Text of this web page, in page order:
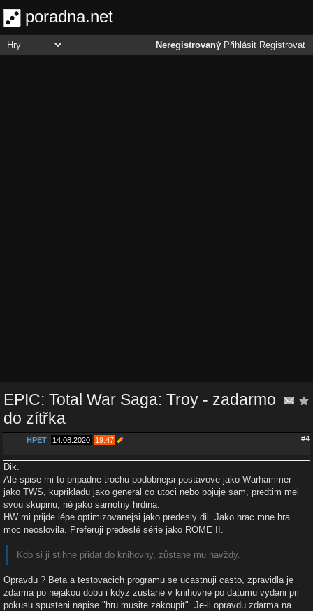
poradna.net
Neregistrovaný Přihlásit Registrovat
EPIC: Total War Saga: Troy - zadarmo
do zítřka
HPET 14.08.2020 19:47 #4
Dik.
Ale spise mi to pripadne trochu podobnejsi postavove jako Warhammer
jako TWS, kuprikladu jako general co utoci nebo bojuje sam, predtim mel
svou skupinu, né jako samotny hrdina.
HW mi prijde lépe optimizovanejsi jako predesly dil. Jako hrac mne hra
moc neoslovila. Preferuji predeslé série jako ROME II.
Kdo si ji stihne přidat do knihovny, zůstane mu navždy.
Opravdu ? Beta a testovacich programu se ucastnuji casto, zpravidla je
zdarma po nejakou dobu i kdyz zustane v knihovne po datumu vydani pri
pokusu spusteni napise "hru musite zakoupit". Je-li opravdu zdarma na